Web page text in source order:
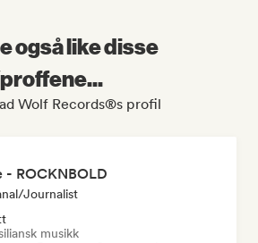
også like disse
Wolf Records®s profil
- ROCKNBOLD
journalist
musikk